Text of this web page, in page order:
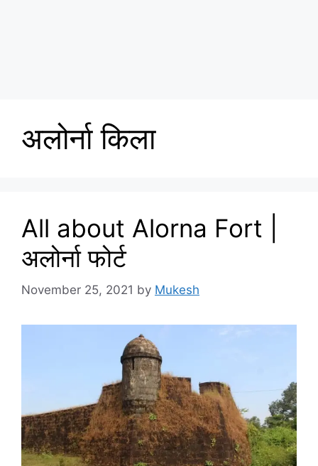
अलोर्ना किला
All about Alorna Fort |
अलोर्ना फोर्ट
November 25, 2021 by Mukesh